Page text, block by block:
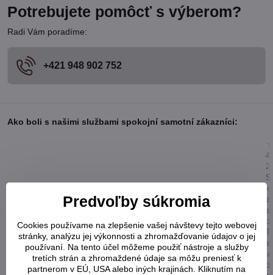
Potrebujete pomôcť s výberom?
Radi Vám poradíme:
+421 948 902 752
Ako boli s našimi službami spokojní samotní zákazníci:
Predvoľby súkromia
Cookies používame na zlepšenie vašej návštevy tejto webovej
stránky, analýzu jej výkonnosti a zhromažďovanie údajov o jej
používaní. Na tento účel môžeme použiť nástroje a služby
tretích strán a zhromaždené údaje sa môžu preniesť k
partnerom v EÚ, USA alebo iných krajinách. Kliknutím na